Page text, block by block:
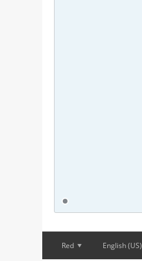
Red English (US)